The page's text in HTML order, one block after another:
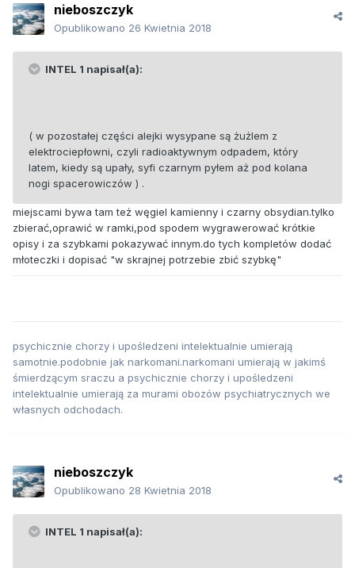
nieboszczyk
Opublikowano 26 Kwietnia 2018
INTEL 1 napisał(a):
( w pozostałej części alejki wysypane są żużlem z
elektrociepłowni, czyli radioaktywnym odpadem, który
latem, kiedy są upały, syfi czarnym pyłem aż pod kolana
nogi spacerowiczów ) .
miejscami bywa tam też węgiel kamienny i czarny obsydian.tylko
zbierać,oprawić w ramki,pod spodem wygrawerować krótkie
opisy i za szybkami pokazywać innym.do tych kompletów dodać
młoteczki i dopisać "w skrajnej potrzebie zbić szybkę"
psychicznie chorzy i upośledzeni intelektualnie umierają
samotnie.podobnie jak narkomani.narkomani umierają w jakimś
śmierdzącym sraczu a psychicznie chorzy i upośledzeni
intelektualnie umierają za murami obozów psychiatrycznych we
własnych odchodach.
nieboszczyk
Opublikowano 28 Kwietnia 2018
INTEL 1 napisał(a):